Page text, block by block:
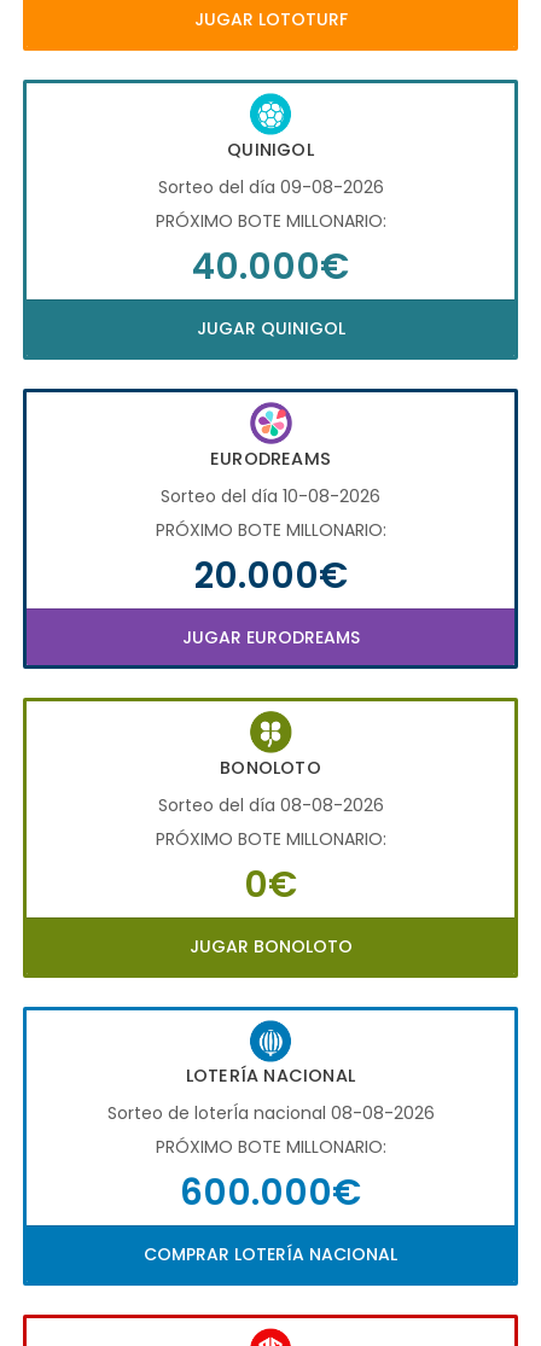
JUGAR LOTOTURF
QUINIGOL
Sorteo del día 09-08-2026
PRÓXIMO BOTE MILLONARIO:
40.000€
JUGAR QUINIGOL
EURODREAMS
Sorteo del día 10-08-2026
PRÓXIMO BOTE MILLONARIO:
20.000€
JUGAR EURODREAMS
BONOLOTO
Sorteo del día 08-08-2026
PRÓXIMO BOTE MILLONARIO:
0€
JUGAR BONOLOTO
LOTERÍA NACIONAL
Sorteo de loterÍa nacional 08-08-2026
PRÓXIMO BOTE MILLONARIO:
600.000€
COMPRAR LOTERÍA NACIONAL